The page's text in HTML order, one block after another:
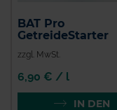
BAT Pro
GetreideStarter
zzgl. MwSt.
6,90 € / l
IN DEN